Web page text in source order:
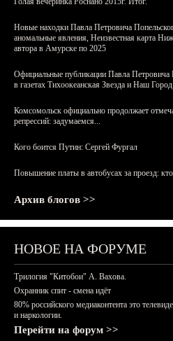
Новые находки Павла Петровича
аномальные явления, Неизвестная карта
автора в Амурске по 2025
Официальные публикации Павла Петровича
в газетах Тихоокеанская Звезда и Наш
Комсомольск официально продолжает
репрессий: задумаемся...
Кого боится Путин: Сергей Фургал
Повышение платы в автобусах за проезд: кто
Архив блогов >>
НОВОЕ НА ФОРУМЕ
Трилогия "Китобои" А. Вахова.
Охранник спит - смена идёт
80% российского медиаконтента это
и наркологии.
Перейти на форум >>